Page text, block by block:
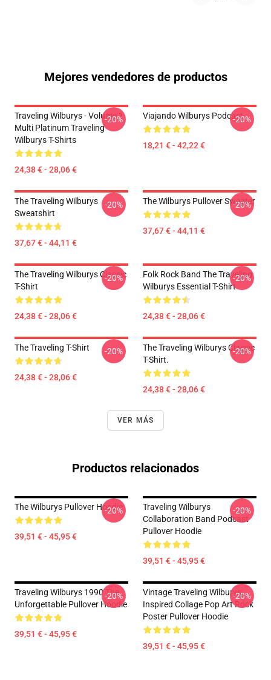
Mejores vendedores de productos
Traveling Wilburys - Volume 1
Multi Platinum Traveling
Wilburys T-Shirts
24,38 € - 28,06 €
-20% Viajando Wilburys Podcast
18,21 € - 42,22 €
-20%
The Traveling Wilburys
Sweatshirt
37,67 € - 44,11 €
-20% The Wilburys Pullover Sweater
37,67 € - 44,11 €
-20%
The Traveling Wilburys Classic
T-Shirt
24,38 € - 28,06 €
-20%
Folk Rock Band The Traveling
Wilburys Essential T-Shirt
24,38 € - 28,06 €
-20%
The Traveling T-Shirt
24,38 € - 28,06 €
-20%
The Traveling Wilburys Classic
T-Shirt.
24,38 € - 28,06 €
-20%
VER MÁS
Productos relacionados
The Wilburys Pullover Hoodie
39,51 € - 45,95 €
-20%
Traveling Wilburys
Collaboration Band Podcast
Pullover Hoodie
39,51 € - 45,95 €
-20%
Traveling Wilburys 1990 The
Unforgettable Pullover Hoodie
39,51 € - 45,95 €
-20%
Vintage Traveling Wilburys
Inspired Collage Pop Art Rock
Poster Pullover Hoodie
39,51 € - 45,95 €
-20%